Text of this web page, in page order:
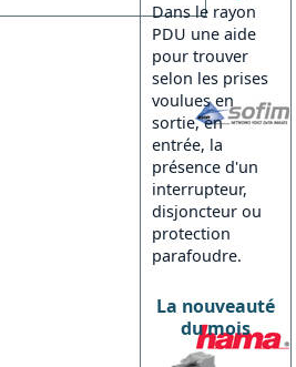
Dans le rayon
PDU une aide
pour trouver
selon les prises
voulues en
sortie, en
entrée, la
présence d'un
interrupteur,
disjoncteur ou
protection
parafoudre.
La nouveauté
du mois